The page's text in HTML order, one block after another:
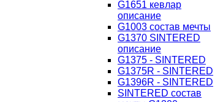
G1651 кевлар
описание
G1003 состав мечты
G1370 SINTERED
описание
G1375 - SINTERED
G1375R - SINTERED
G1396R - SINTERED
SINTERED состав